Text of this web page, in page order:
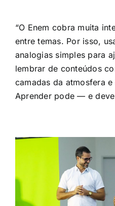
“O Enem cobra muita
entre temas. Por isso,
analogias simples para
lembrar de conteúdos
camadas da atmosfera
Aprender pode — e